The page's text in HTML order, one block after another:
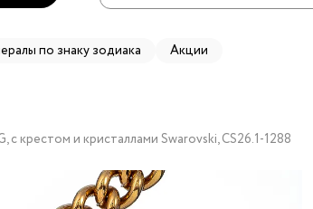
по знаку зодиака Акции
с крестом и кристаллами Swarovski, CS26.1-1288